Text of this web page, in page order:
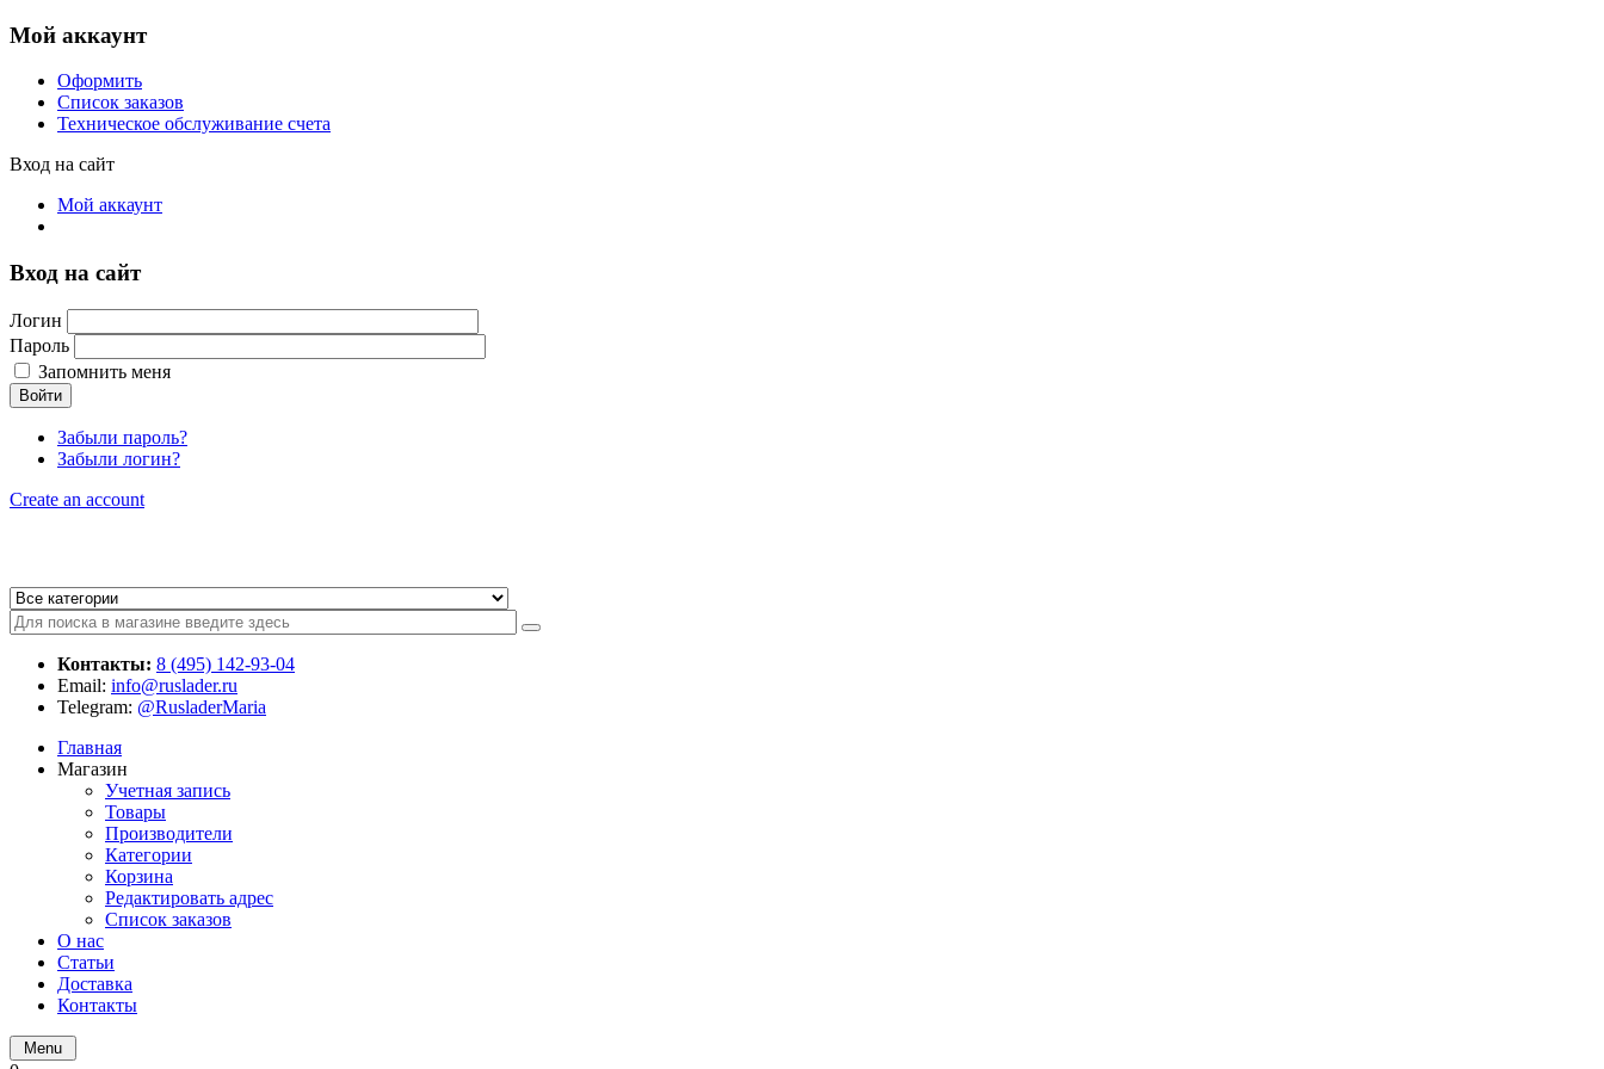
Мой аккаунт
Оформить
Список заказов
Техническое обслуживание счета
Вход на сайт
Мой аккаунт
Вход на сайт
Логин
Пароль
Запомнить меня
Войти
Забыли пароль?
Забыли логин?
Create an account
Контакты: 8 (495) 142-93-04
Email: info@ruslader.ru
Telegram: @RusladerMaria
Главная
Магазин
Учетная запись
Товары
Производители
Категории
Корзина
Редактировать адрес
Список заказов
О нас
Статьи
Доставка
Контакты
Menu